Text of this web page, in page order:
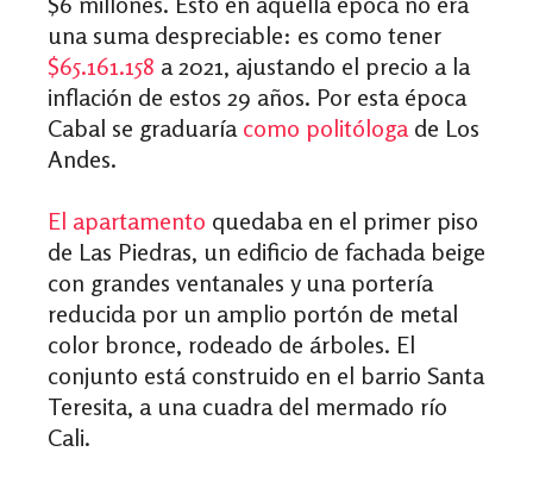
una suma despreciable: es como tener
$65.161.158 a 2021, ajustando el precio a la
inflación de estos 29 años. Por esta época
Cabal se graduaría como politólogade Los
Andes.
El apartamento quedaba en el primer piso
de Las Piedras, un edificio de fachada beige
con grandes ventanales y una portería
reducida por un amplio portón de metal
color bronce, rodeado de árboles. El
conjunto está construido en el barrio Santa
Teresita, a una cuadra del mermado río
Cali.